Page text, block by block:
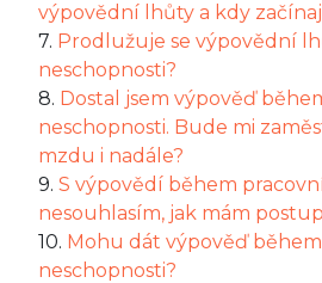
výpovědní lhůty a kdy
7. Prodlužuje se výpovědní
neschopnosti?
8. Dostal jsem výpověď
neschopnosti. Bude mi
mzdu i nadále?
9. S výpovědí během
nesouhlasím, jak mám
10. Mohu dát výpověď
neschopnosti?